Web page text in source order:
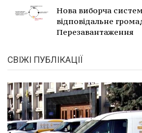
Нова виборча
відповідальне
Перезавантаження
СВІЖІ ПУБЛІКАЦІЇ